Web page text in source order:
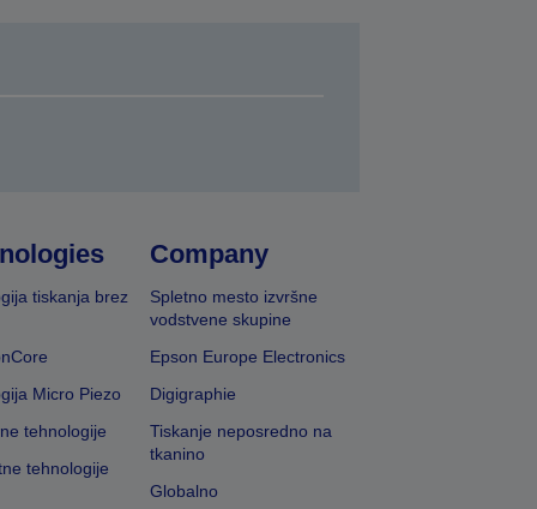
tiskanja brez
Micro Piezo
tehnologije
tehnologije
Company
Spletno mesto izvršne
vodstvene skupine
Epson Europe Electronics
Digigraphie
Tiskanje neposredno na
tkanino
Globalno